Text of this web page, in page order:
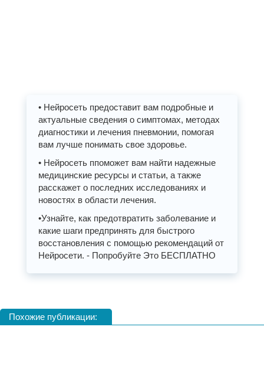
• Нейросеть предоставит вам подробные и
актуальные сведения о симптомах, методах
диагностики и лечения пневмонии, помогая
вам лучше понимать свое здоровье.
• Нейросеть ппоможет вам найти надежные
медицинские ресурсы и статьи, а также
расскажет о последних исследованиях и
новостях в области лечения.
•Узнайте, как предотвратить заболевание и
какие шаги предпринять для быстрого
восстановления с помощью рекомендаций от
Нейросети. - Попробуйте Это БЕСПЛАТНО
Похожие публикации: